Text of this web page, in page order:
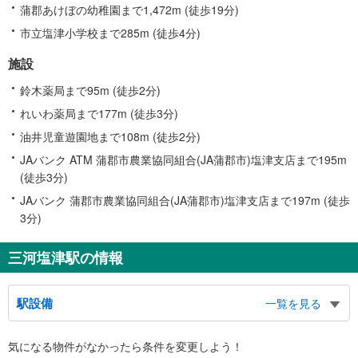
蒲郡あけぼの幼稚園まで1,472m (徒歩19分)
市立塩津小学校まで285m (徒歩4分)
施設
鈴木薬局まで95m (徒歩2分)
れいわ薬局まで177m (徒歩3分)
油井児童遊園地まで108m (徒歩2分)
JAバンク ATM 蒲郡市農業協同組合(JA蒲郡市)塩津支店まで195m
(徒歩3分)
JAバンク 蒲郡市農業協同組合(JA蒲郡市)塩津支店まで197m (徒歩
3分)
三河塩津駅の情報
駅設備
一覧を見る
※段差なしでの移動経路
気になる物件がなかったら条件を変更しよう！